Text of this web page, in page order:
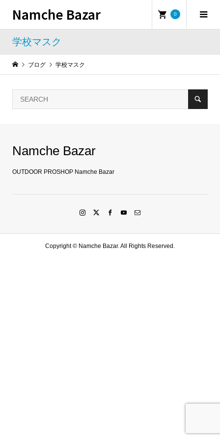
Namche Bazar 0
学校マスク
ブログ 学校マスク
Namche Bazar
OUTDOOR PROSHOP Namche Bazar
Copyright © Namche Bazar. All Rights Reserved.
LINE友達登録